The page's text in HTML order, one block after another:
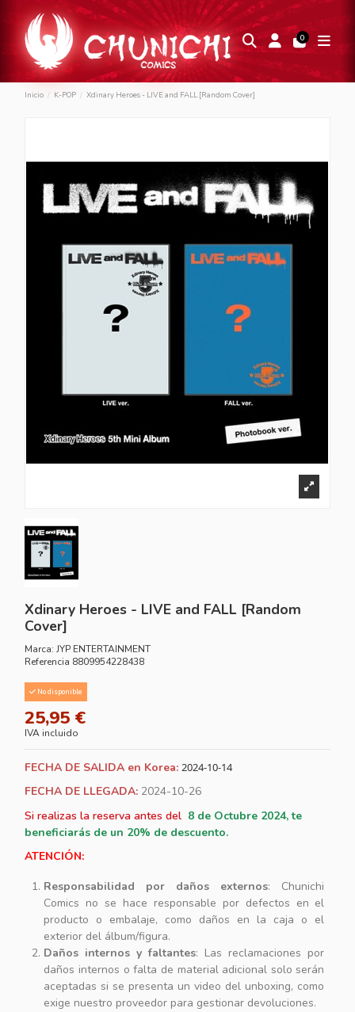
0
Inicio K-POP Xdinary Heroes - LIVE and FALL [Random Cover]
Xdinary Heroes - LIVE and FALL [Random
Cover]
Marca: JYP ENTERTAINMENT
Referencia 8809954228438
No disponible
25,95 €
IVA incluido
FECHA DE SALIDA en Korea: 2024-10-14
FECHA DE LLEGADA: 2024-10-26
Si realizas la reserva antes del 8 de Octubre 2024, te
beneficiarás de un 20% de descuento.
ATENCIÓN:
Responsabilidad por daños externos: Chunichi
Comics no se hace responsable por defectos en el
producto o embalaje, como daños en la caja o el
exterior del álbum/figura.
Daños internos y faltantes: Las reclamaciones por
daños internos o falta de material adicional solo serán
aceptadas si se presenta un video del unboxing, como
exige nuestro proveedor para gestionar devoluciones.